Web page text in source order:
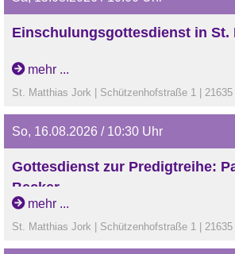
Einschulungsgottesdienst in St.
Einschulungsgottesdienst in St.
mehr ...
St. Matthias Jork | Schützenhofstraße 1 | 21635
So, 16.08.2026 / 10:30 Uhr
Gottesdienst zur Predigtreihe:
Becker
mehr ...
St. Matthias Jork | Schützenhofstraße 1 | 21635